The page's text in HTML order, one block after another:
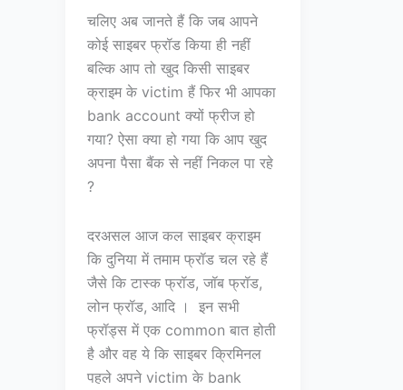
चलिए अब जानते हैं कि जब आपने
कोई साइबर फ्रॉड किया ही नहीं
बल्कि आप तो खुद किसी साइबर
क्राइम के victim हैं फिर भी आपका
bank account क्यों फ्रीज हो
गया? ऐसा क्या हो गया कि आप खुद
अपना पैसा बैंक से नहीं निकल पा रहे
?
दरअसल आज कल साइबर क्राइम
कि दुनिया में तमाम फ्रॉड चल रहे हैं
जैसे कि टास्क फ्रॉड, जॉब फ्रॉड,
लोन फ्रॉड, आदि । इन सभी
फ्रॉड्स में एक common बात होती
है और वह ये कि साइबर क्रिमिनल
पहले अपने victim के bank